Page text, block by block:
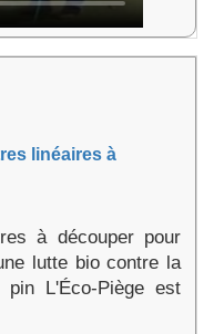
linéaires à
à découper pour
lutte bio contre la
pin L'Éco-Piège est